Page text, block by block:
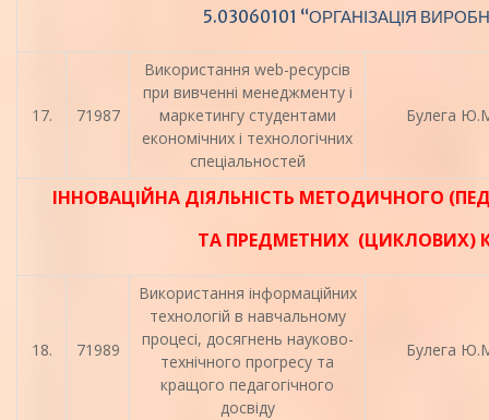
5.03060101 “ОРГАНІЗАЦІЯ
17. 71987
Використання web-ресурсів
при вивченні менеджменту і
маркетингу студентами
економічних і технологічних
спеціальностей
Булега
ІННОВАЦІЙНА ДІЯЛЬНІСТЬ МЕТОДИЧНОГО
ТА ПРЕДМЕТНИХ (ЦИКЛОВИХ)
18. 71989
Використання інформаційних
технологій в навчальному
процесі, досягнень науково-
технічного прогресу та
кращого педагогічного
досвіду
Булега